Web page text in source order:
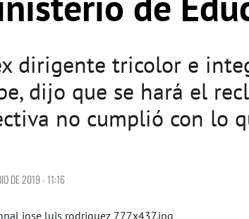
dirigente tricolor e
dijo que se hará el
no cumplió con lo
DE 2019 - 11:16